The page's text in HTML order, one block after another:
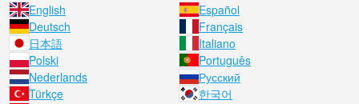
English
Español
Deutsch
Français
日本語
Italiano
Polski
Português
Nederlands
Русский
Türkçe
한국어